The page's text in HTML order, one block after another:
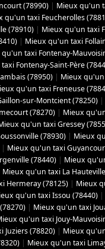
(78990) | Mieux qu'un
qu'un taxi Feucherolles
(78910) | Mieux qu'un taxi
| Mieux qu'un taxi
taxi Fontenay-
Fontenay-Saint-Père
(78950) | Mieux
qu'un taxi Freneuse
sur-Montcient (78250) |
(78270) | Mieux
qu'un taxi Gressey
(78930) | Mieux
| Mieux qu'un taxi
(78440) | Mieux
Mieux qu'un taxi La
Hermeray (78125) | Mieux
qu'un taxi Issou (78440) |
| Mieux qu'un taxi
qu'un taxi Jouy-
Juziers (78820) | Mieux
| Mieux qu'un taxi